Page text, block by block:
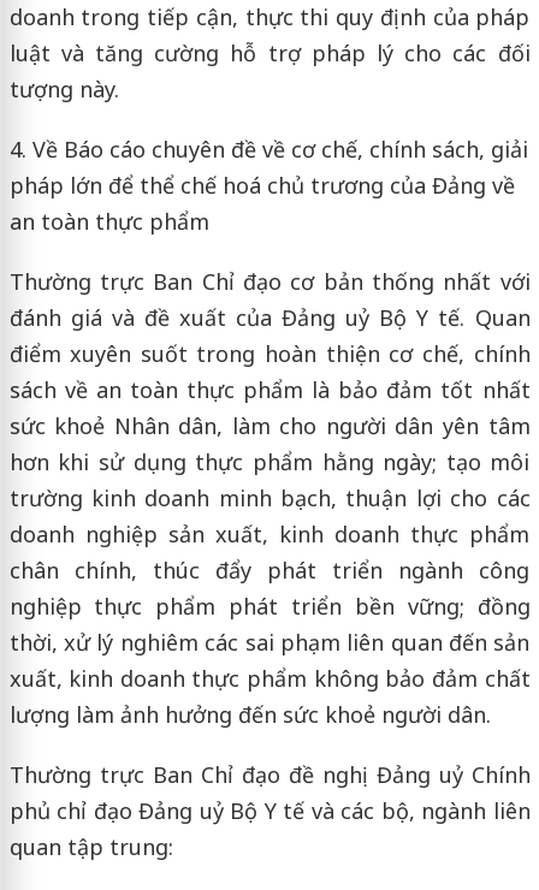
doanh trong tiếp cận, thực thi quy định của pháp
luật và tăng cường hỗ trợ pháp lý cho các đối
tượng này.
4. Về Báo cáo chuyên đề về cơ chế, chính sách, giải
pháp lớn để thể chế hoá chủ trương của Đảng về
an toàn thực phẩm
Thường trực Ban Chỉ đạo cơ bản thống nhất với
đánh giá và đề xuất của Đảng uỷ Bộ Y tế. Quan
điểm xuyên suốt trong hoàn thiện cơ chế, chính
sách về an toàn thực phẩm là bảo đảm tốt nhất
sức khoẻ Nhân dân, làm cho người dân yên tâm
hơn khi sử dụng thực phẩm hằng ngày; tạo môi
trường kinh doanh minh bạch, thuận lợi cho các
doanh nghiệp sản xuất, kinh doanh thực phẩm
chân chính, thúc đẩy phát triển ngành công
nghiệp thực phẩm phát triển bền vững; đồng
thời, xử lý nghiêm các sai phạm liên quan đến sản
xuất, kinh doanh thực phẩm không bảo đảm chất
lượng làm ảnh hưởng đến sức khoẻ người dân.
Thường trực Ban Chỉ đạo đề nghị Đảng uỷ Chính
phủ chỉ đạo Đảng uỷ Bộ Y tế và các bộ, ngành liên
quan tập trung: